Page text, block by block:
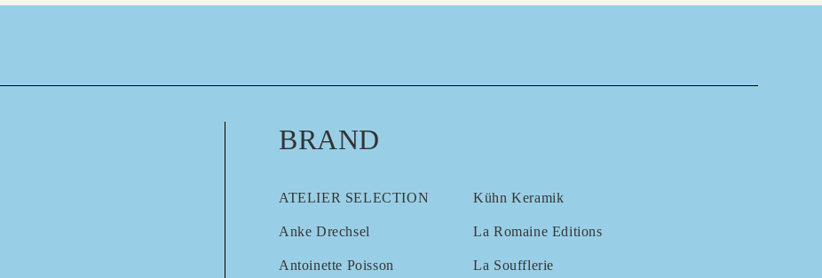
BRAND
ATELIER SELECTION
Anke Drechsel
Antoinette Poisson
Kühn Keramik
La Romaine Editions
La Soufflerie